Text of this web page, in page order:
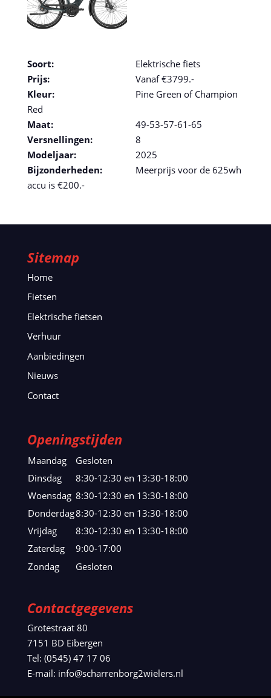
Soort:
Elektrische fiets
Prijs:
Vanaf €3799.-
Kleur:
Pine Green of Champion
Red
Maat:
49-53-57-61-65
Versnellingen:
8
Modeljaar:
2025
Bijzonderheden:
Meerprijs voor de 625wh
accu is €200.-
Sitemap
Home
Fietsen
Elektrische fietsen
Verhuur
Aanbiedingen
Nieuws
Contact
Openingstijden
Maandag
Gesloten
Dinsdag
8:30-12:30 en 13:30-18:00
Woensdag 8:30-12:30 en 13:30-18:00
Donderdag8:30-12:30 en 13:30-18:00
Vrijdag
8:30-12:30 en 13:30-18:00
Zaterdag
9:00-17:00
Zondag
Gesloten
Contactgegevens
Grotestraat 80
7151 BD Eibergen
Tel: (0545) 47 17 06
E-mail: info@scharrenborg2wielers.nl